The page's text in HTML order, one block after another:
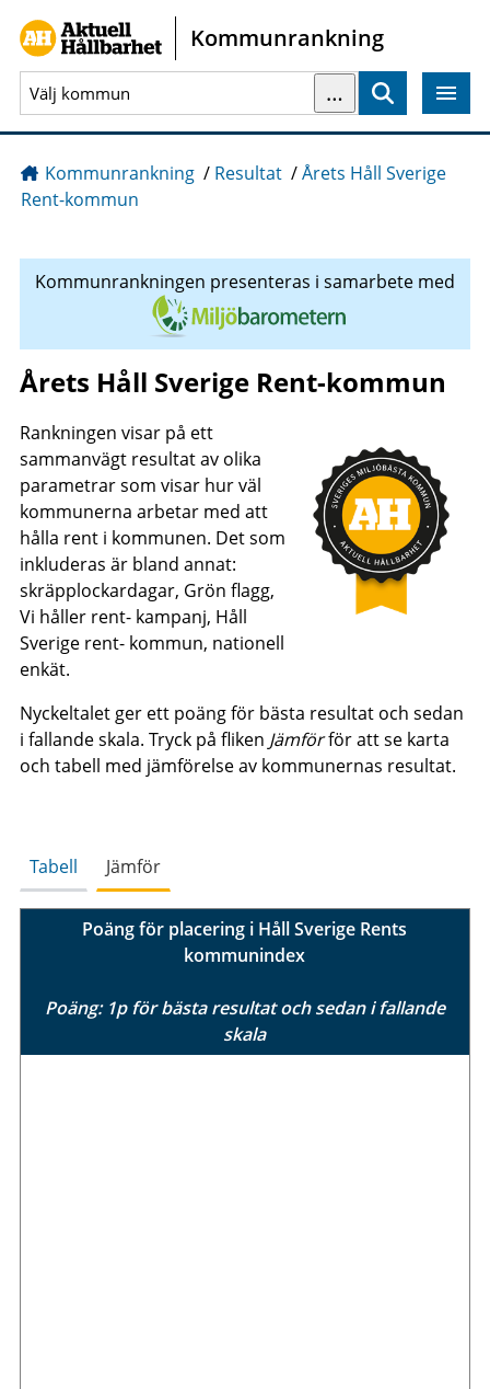
Gå direkt till sidans innehåll
Kommunrankning
…
Kommunrankning / Resultat /Årets Håll Sverige
Rent-kommun
Kommunrankningen presenteras i samarbete med
Årets Håll Sverige Rent-kommun
Rankningen visar på ett
sammanvägt resultat av olika
parametrar som visar hur väl
kommunerna arbetar med att
hålla rent i kommunen. Det som
inkluderas är bland annat:
skräpplockardagar, Grön flagg,
Vi håller rent- kampanj, Håll
Sverige rent- kommun, nationell
enkät.
Nyckeltalet ger ett poäng för bästa resultat och sedan
i fallande skala. Tryck på fliken Jämförför att se karta
och tabell med jämförelse av kommunernas resultat.
Tabell Jämför
Poäng för placering i Håll Sverige Rents
kommunindex
Poäng: 1p för bästa resultat och sedan i fallande
skala